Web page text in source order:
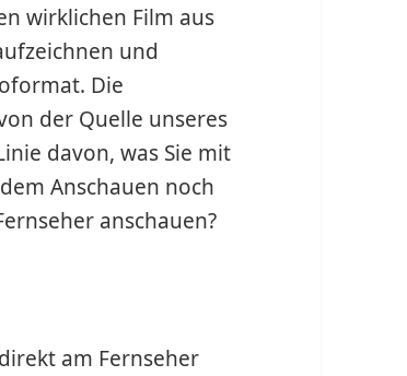
wirklichen Film aus
und
Die
der Quelle unseres
davon, was Sie mit
Anschauen noch
anschauen?
am Fernseher